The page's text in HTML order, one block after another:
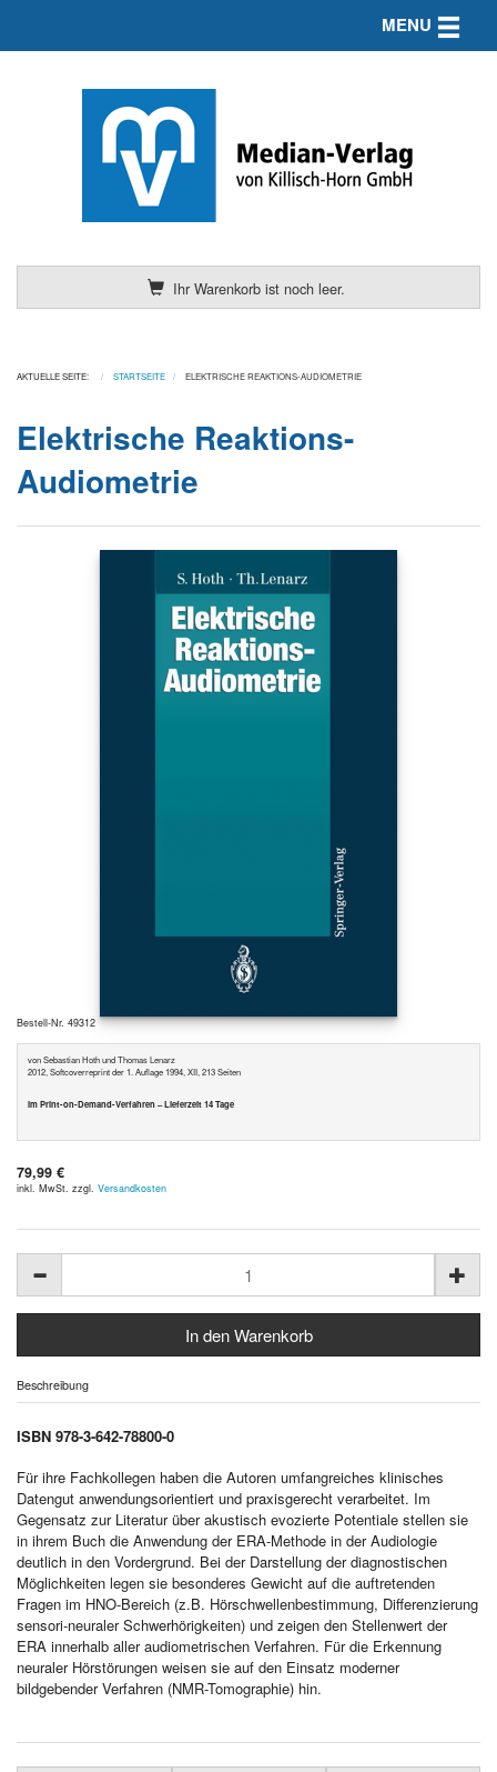
Ihr Warenkorb ist noch leer.
MENU Toggle
AKTUELLE SEITE: STARTSEITE ELEKTRISCHE REAKTIONS-AUDIOMETRIE
Elektrische Reaktions-
Audiometrie
Bestell-Nr. 49312
von Sebastian Hoth und Thomas Lenarz
2012, Softcoverreprint der 1. Auflage 1994, XII, 213 Seiten
im Print-on-Demand-Verfahren – Lieferzeit 14 Tage
79,99 €
inkl. MwSt. zzgl. Versandkosten
Beschreibung
ISBN 978-3-642-78800-0
Für ihre Fachkollegen haben die Autoren umfangreiches klinisches
Datengut anwendungsorientiert und praxisgerecht verarbeitet. Im
Gegensatz zur Literatur über akustisch evozierte Potentiale stellen sie
in ihrem Buch die Anwendung der ERA-Methode in der Audiologie
deutlich in den Vordergrund. Bei der Darstellung der diagnostischen
Möglichkeiten legen sie besonderes Gewicht auf die auftretenden
Fragen im HNO-Bereich (z.B. Hörschwellenbestimmung, Differenzierung
sensori-neuraler Schwerhörigkeiten) und zeigen den Stellenwert der
ERA innerhalb aller audiometrischen Verfahren. Für die Erkennung
neuraler Hörstörungen weisen sie auf den Einsatz moderner
bildgebender Verfahren (NMR-Tomographie) hin.